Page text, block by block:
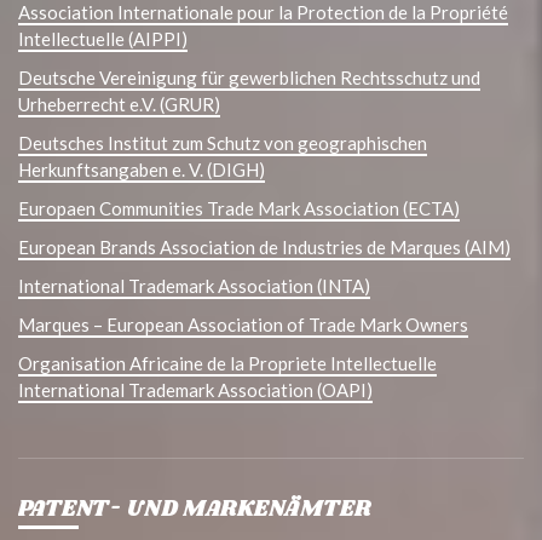
Association Internationale pour la Protection de la Propriété
Intellectuelle (AIPPI)
Deutsche Vereinigung für gewerblichen Rechtsschutz und
Urheberrecht e.V. (GRUR)
Deutsches Institut zum Schutz von geographischen
Herkunftsangaben e. V. (DIGH)
Europaen Communities Trade Mark Association (ECTA)
European Brands Association de Industries de Marques (AIM)
International Trademark Association (INTA)
Marques – European Association of Trade Mark Owners
Organisation Africaine de la Propriete Intellectuelle
International Trademark Association (OAPI)
PATENT- UND MARKENÄMTER